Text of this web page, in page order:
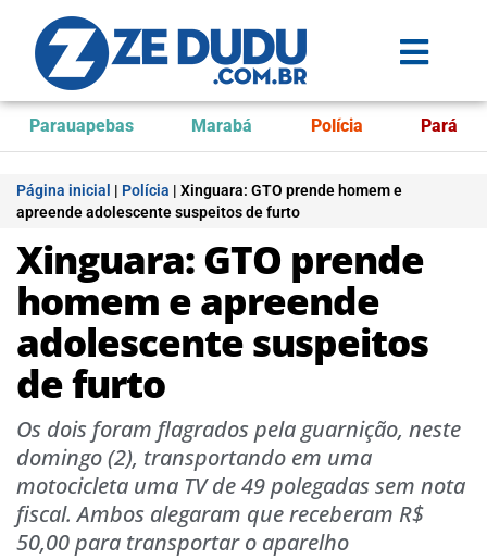
Parauapebas Marabá Polícia Pará
Página inicial | Polícia | Xinguara: GTO prende homem e
apreende adolescente suspeitos de furto
Xinguara: GTO prende
homem e apreende
adolescente suspeitos
de furto
Os dois foram flagrados pela guarnição, neste
domingo (2), transportando em uma
motocicleta uma TV de 49 polegadas sem nota
fiscal. Ambos alegaram que receberam R$
50,00 para transportar o aparelho